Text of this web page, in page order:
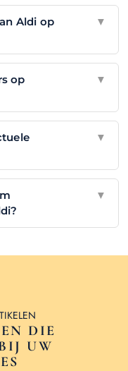
Aldi op
▼
op
▼
▼
▼
DIE
UW